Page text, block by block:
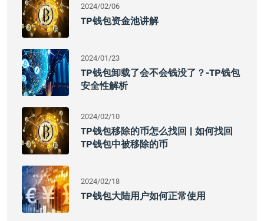
2024/02/06
TP钱包资金池讲解
2024/01/23
TP钱包卸载了会不会钱没了？-TP钱包
安全性解析
2024/02/10
TP钱包移除的币怎么找回 | 如何找回
TP钱包中被移除的币
2024/02/18
TP钱包大陆用户如何正常使用